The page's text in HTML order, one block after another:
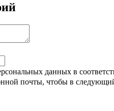
данных в
почты, чтобы в